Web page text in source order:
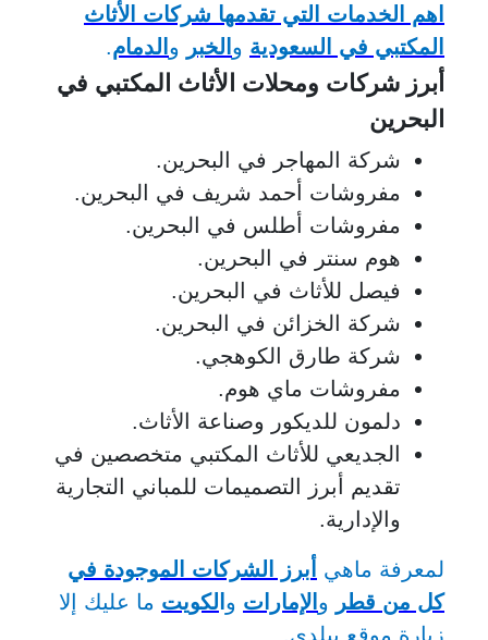
اهم الخدمات التي تقدمها شركات الأثاث
المكتبي في السعودية و الخبر و الدمام.
أبرز شركات ومحلات الأثاث المكتبي في
البحرين
شركة المهاجر في البحرين.
مفروشات أحمد شريف في البحرين.
مفروشات أطلس في البحرين.
هوم سنتر في البحرين.
فيصل للأثاث في البحرين.
شركة الخزائن في البحرين.
شركة طارق الكوهجي.
مفروشات ماي هوم.
دلمون للديكور وصناعة الأثاث.
الجديعي للأثاث المكتبي متخصصين في
تقديم أبرز التصميمات للمباني التجارية
والإدارية.
لمعرفة ماهي
أبرز الشركات الموجودة في
كل من قطر و الإمارات و لكويت ما عليك إلا
زيارة موقع بيلدي.